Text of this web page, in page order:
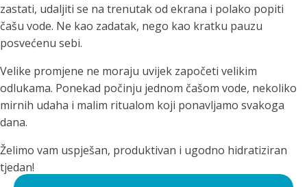
zastati, udaljiti se na trenutak od ekrana i polako popiti
čašu vode. Ne kao zadatak, nego kao kratku pauzu
posvećenu sebi.
Velike promjene ne moraju uvijek započeti velikim
odlukama. Ponekad počinju jednom čašom vode, nekoliko
mirnih udaha i malim ritualom koji ponavljamo svakoga
dana.
Želimo vam uspješan, produktivan i ugodno hidratiziran
tjedan!